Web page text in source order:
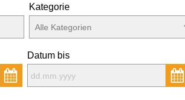
Kategorie
Datum bis